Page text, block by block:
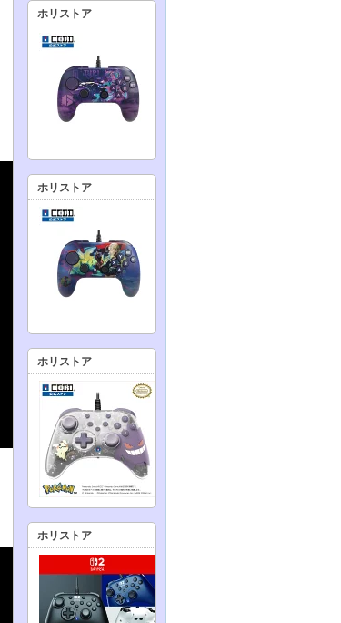
ホリストア
ホリストア
ホリストア
ホリストア